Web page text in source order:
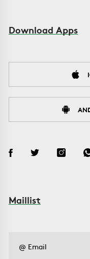
Download Apps
Maillist